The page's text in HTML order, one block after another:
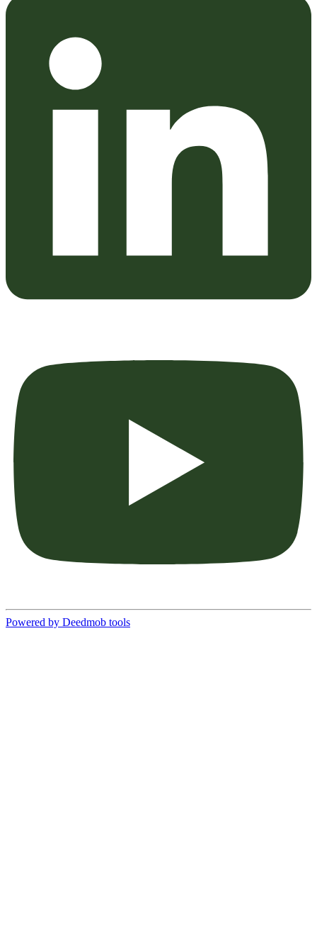
Powered by Deedmob tools